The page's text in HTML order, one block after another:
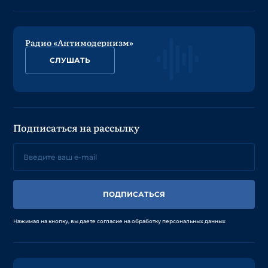
Радио «Антимодернизм»
СЛУШАТЬ
Подписаться на рассылку
ПОДПИСАТЬСЯ
Нажимая на кнопку, вы даете согласие на обработку персональных данных